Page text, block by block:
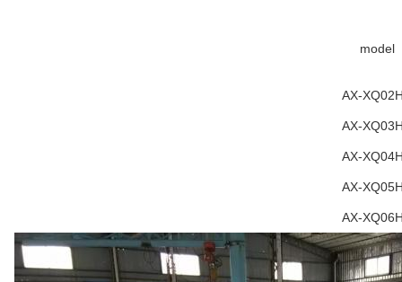
model
AX-
AX-
AX-
AX-
AX-